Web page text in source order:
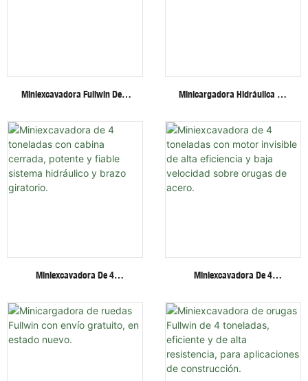
Miniexcavadora Fullwin De 3
Multifuncionales. Excavadora
De Orugas.
Minicargadora Hidráulica De
Mejor Precio Con Múltiples
Implementos.
Miniexcavadora De 4
Cerrada, Potente Y Fiable
Sistema Hidráulico Y Brazo
Giratorio.
Miniexcavadora De 4
De Alta Eficiencia Y Baja
Velocidad Sobre Orugas De
Acero.